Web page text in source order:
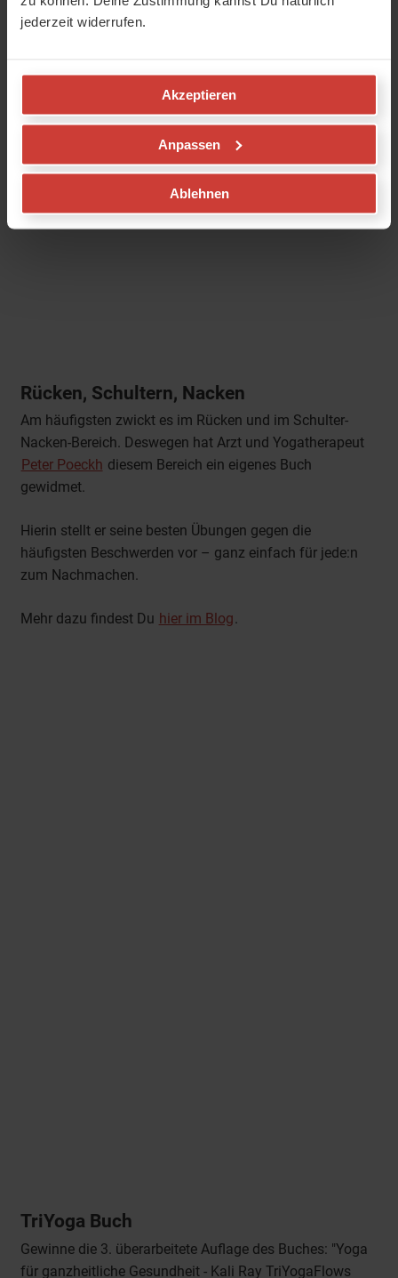
jederzeit widerrufen.
Akzeptieren
Anpassen
Ablehnen
Rücken, Schultern, Nacken
Am häufigsten zwickt es im Rücken und im Schulter-
Nacken-Bereich. Deswegen hat Arzt und Yogatherapeut
Peter Poeckh diesem Bereich ein eigenes Buch
gewidmet.
Hierin stellt er seine besten Übungen gegen die
häufigsten Beschwerden vor – ganz einfach für jede:n
zum Nachmachen.
Mehr dazu findest Du hier im Blog
TriYoga Buch
Gewinne die 3. überarbeitete Auflage des Buches: "Yoga
für ganzheitliche Gesundheit - Kali Ray TriYogaFlows